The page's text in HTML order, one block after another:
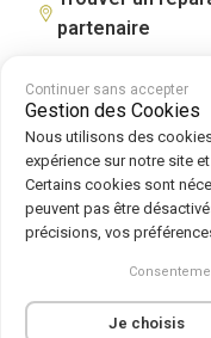
partenaire
CGV| Mentions légales
de cookies
Suivez-nous sur :
Continuer sans accepter
Gestion des Cookies
Nous utilisons des
expérience sur notre site
Certains cookies sont
peuvent pas être
précisions, vos
Je choisis
Français